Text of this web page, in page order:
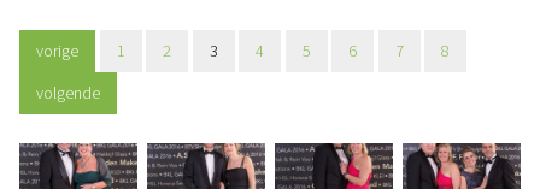
vorige 1 2 3 4 5 6 7
8
volgende